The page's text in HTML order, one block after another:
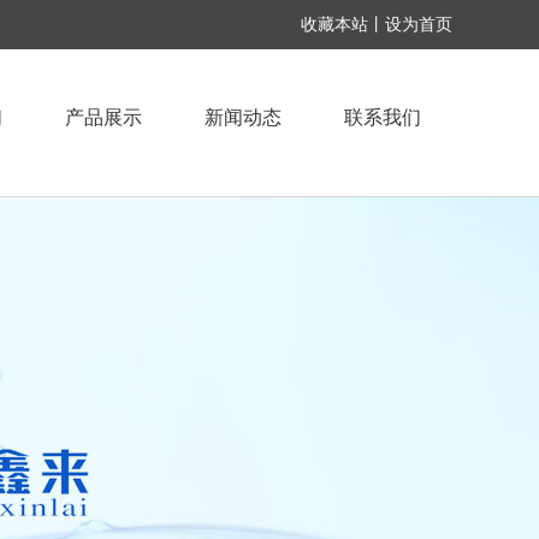
收藏本站丨设为首页
产品展示 新闻动态 联系我们